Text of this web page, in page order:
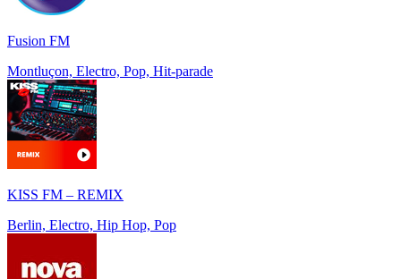
Fusion FM
Montluçon, Electro, Pop, Hit-parade
KISS FM – REMIX
Berlin, Electro, Hip Hop, Pop